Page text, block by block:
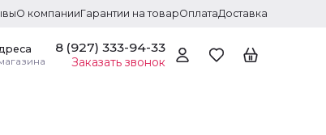
О компанииГарантии на товарОплатаДоставка
8 (927) 333-94-33
Заказать звонок